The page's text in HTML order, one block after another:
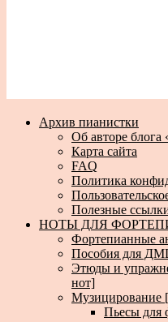
Архив пианистки
Об авторе
Карта сайта
FAQ
Политика
Полезные
НОТЫ ДЛЯ
Фортепианные
Пособия для
Этюды и
нот]
Музицирование
Пьесы для